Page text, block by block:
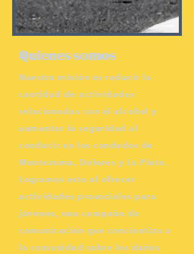
Quienes somos
Nuestra misión es reducir la
cantidad de actividades
relacionadas con el alcohol y
aumentar la seguridad al
conducir en los condados de
Montezuma, Dolores y La Plata.
Logramos esto al ofrecer
actividades prosociales para
jóvenes, una campaña de
comunicación que concientiza a
la comunidad sobre los daños